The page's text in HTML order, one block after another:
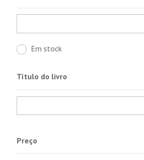
Em stock
Título do livro
Preço